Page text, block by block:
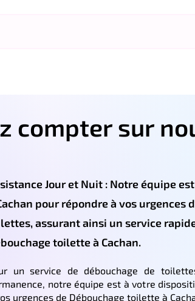
compter sur
Jour et Nuit : Notre équipe
pour répondre à vos urgences
assurant ainsi un service
toilette à Cachan.
un service de débouchage de
notre équipe est à votre
urgences de Débouchage toilette à